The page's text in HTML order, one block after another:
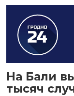
На Бали
тысяч